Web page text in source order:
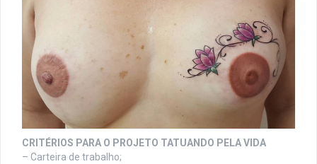
CRITÉRIOS PARA O PROJETO TATUANDO PELA VIDA
– Carteira de trabalho;